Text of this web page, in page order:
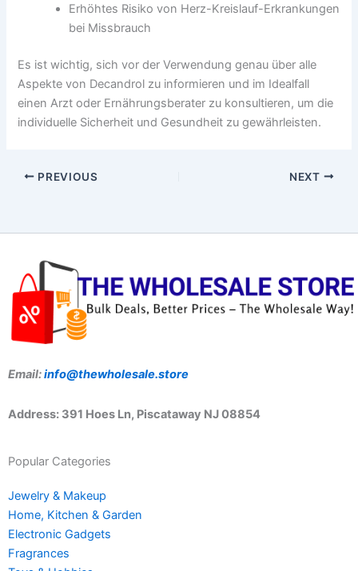
Erhöhtes Risiko von Herz-Kreislauf-Erkrankungen
bei Missbrauch
Es ist wichtig, sich vor der Verwendung genau über alle
Aspekte von Decandrol zu informieren und im Idealfall
einen Arzt oder Ernährungsberater zu konsultieren, um die
individuelle Sicherheit und Gesundheit zu gewährleisten.
PREVIOUS NEXT
Email:info@thewholesale.store
Address: 391 Hoes Ln, Piscataway NJ 08854
Popular Categories
Jewelry & Makeup
Home, Kitchen & Garden
Electronic Gadgets
Fragrances